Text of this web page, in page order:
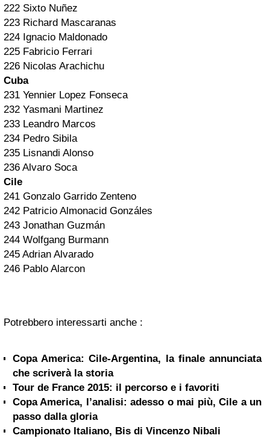
222 Sixto Nuñez
223 Richard Mascaranas
224 Ignacio Maldonado
225 Fabricio Ferrari
226 Nicolas Arachichu
Cuba
231 Yennier Lopez Fonseca
232 Yasmani Martinez
233 Leandro Marcos
234 Pedro Sibila
235 Lisnandi Alonso
236 Alvaro Soca
Cile
241 Gonzalo Garrido Zenteno
242 Patricio Almonacid Gonzáles
243 Jonathan Guzmán
244 Wolfgang Burmann
245 Adrian Alvarado
246 Pablo Alarcon
Potrebbero interessarti anche :
Copa America: Cile-Argentina, la finale annunciata
che scriverà la storia
Tour de France 2015: il percorso e i favoriti
Copa America, l’analisi: adesso o mai più, Cile a un
passo dalla gloria
Campionato Italiano, Bis di Vincenzo Nibali